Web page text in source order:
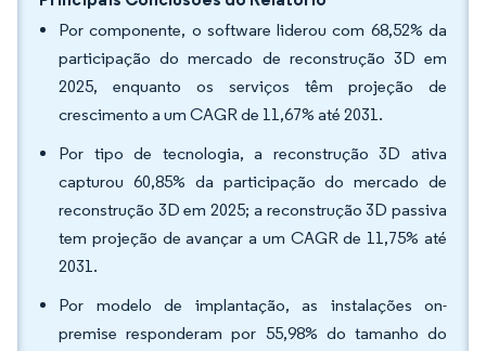
Por componente, o software liderou com 68,52% da
participação do mercado de reconstrução 3D em
2025, enquanto os serviços têm projeção de
crescimento a um CAGR de 11,67% até 2031.
Por tipo de tecnologia, a reconstrução 3D ativa
capturou 60,85% da participação do mercado de
reconstrução 3D em 2025; a reconstrução 3D passiva
tem projeção de avançar a um CAGR de 11,75% até
2031.
Por modelo de implantação, as instalações on-
premise responderam por 55,98% do tamanho do